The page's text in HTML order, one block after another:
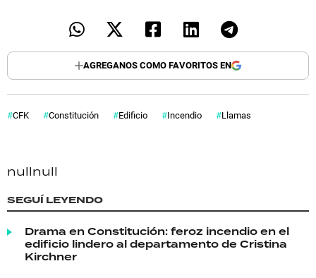
AGREGANOS COMO FAVORITOS EN
CFK Constitución Edificio Incendio Llamas
nullnull
SEGUÍ LEYENDO
Drama en Constitución: feroz incendio en el
edificio lindero al departamento de Cristina
Kirchner